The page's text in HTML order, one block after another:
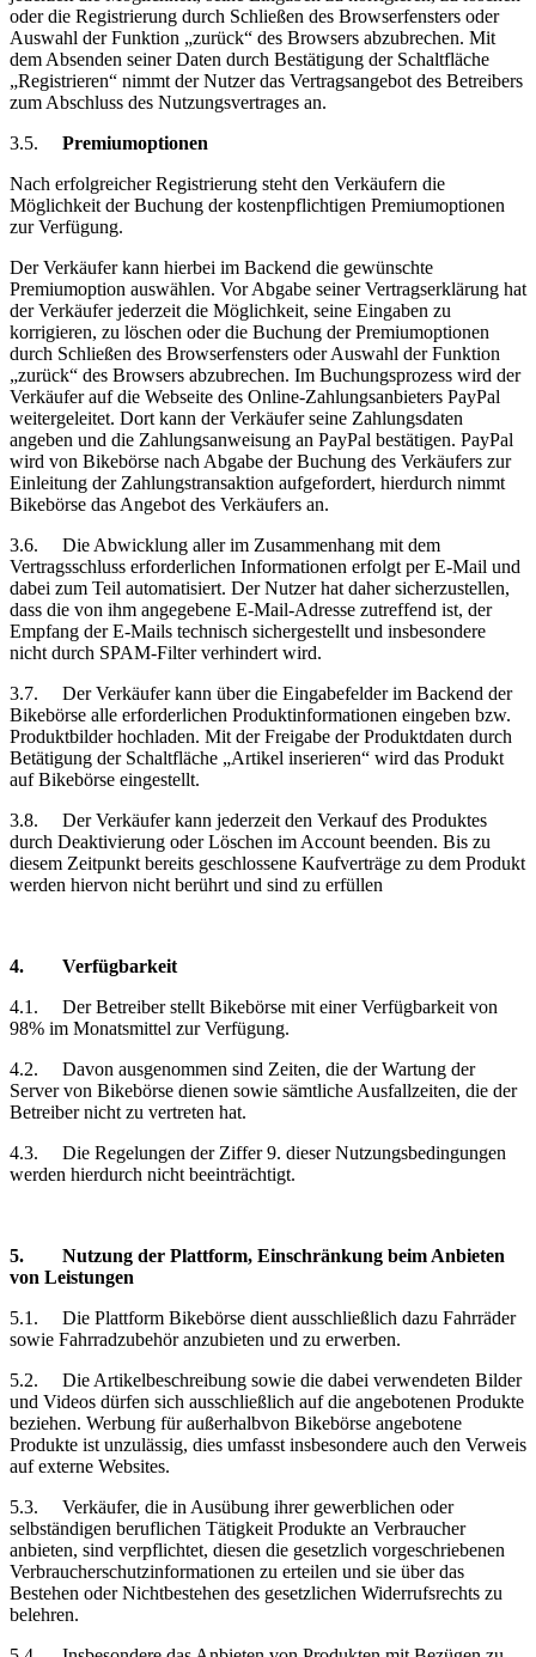
oder die Registrierung durch Schließen des Browserfensters oder
Auswahl der Funktion „zurück“ des Browsers abzubrechen. Mit
dem Absenden seiner Daten durch Bestätigung der Schaltfläche
„Registrieren“ nimmt der Nutzer das Vertragsangebot des Betreibers
zum Abschluss des Nutzungsvertrages an.
3.5.
Premiumoptionen
Nach erfolgreicher Registrierung steht den Verkäufern die
Möglichkeit der Buchung der kostenpflichtigen Premiumoptionen
zur Verfügung.
Der Verkäufer kann hierbei im Backend die gewünschte
Premiumoption auswählen. Vor Abgabe seiner Vertragserklärung hat
der Verkäufer jederzeit die Möglichkeit, seine Eingaben zu
korrigieren, zu löschen oder die Buchung der Premiumoptionen
durch Schließen des Browserfensters oder Auswahl der Funktion
„zurück“ des Browsers abzubrechen. Im Buchungsprozess wird der
Verkäufer auf die Webseite des Online-Zahlungsanbieters PayPal
weitergeleitet. Dort kann der Verkäufer seine Zahlungsdaten
angeben und die Zahlungsanweisung an PayPal bestätigen. PayPal
wird von Bikebörse nach Abgabe der Buchung des Verkäufers zur
Einleitung der Zahlungstransaktion aufgefordert, hierdurch nimmt
Bikebörse das Angebot des Verkäufers an.
3.6.
Die Abwicklung aller im Zusammenhang mit dem
Vertragsschluss erforderlichen Informationen erfolgt per E-Mail und
dabei zum Teil automatisiert. Der Nutzer hat daher sicherzustellen,
dass die von ihm angegebene E-Mail-Adresse zutreffend ist, der
Empfang der E-Mails technisch sichergestellt und insbesondere
nicht durch SPAM-Filter verhindert wird.
3.7.
Der Verkäufer kann über die Eingabefelder im Backend der
Bikebörse alle erforderlichen Produktinformationen eingeben bzw.
Produktbilder hochladen. Mit der Freigabe der Produktdaten durch
Betätigung der Schaltfläche „Artikel inserieren“ wird das Produkt
auf Bikebörse eingestellt.
3.8.
Der Verkäufer kann jederzeit den Verkauf des Produktes
durch Deaktivierung oder Löschen im Account beenden. Bis zu
diesem Zeitpunkt bereits geschlossene Kaufverträge zu dem Produkt
werden hiervon nicht berührt und sind zu erfüllen
4.
Verfügbarkeit
4.1.
Der Betreiber stellt Bikebörse mit einer Verfügbarkeit von
98% im Monatsmittel zur Verfügung.
4.2.
Davon ausgenommen sind Zeiten, die der Wartung der
Server von Bikebörse dienen sowie sämtliche Ausfallzeiten, die der
Betreiber nicht zu vertreten hat.
4.3.
Die Regelungen der Ziffer 9. dieser Nutzungsbedingungen
werden hierdurch nicht beeinträchtigt.
5. Nutzung der Plattform, Einschränkung beim Anbieten
von Leistungen
5.1.
Die Plattform Bikebörse dient ausschließlich dazu Fahrräder
sowie Fahrradzubehör anzubieten und zu erwerben.
5.2.
Die Artikelbeschreibung sowie die dabei verwendeten Bilder
und Videos dürfen sich ausschließlich auf die angebotenen Produkte
beziehen. Werbung für außerhalbvon Bikebörse angebotene
Produkte ist unzulässig, dies umfasst insbesondere auch den Verweis
auf externe Websites.
5.3.
Verkäufer, die in Ausübung ihrer gewerblichen oder
selbständigen beruflichen Tätigkeit Produkte an Verbraucher
anbieten, sind verpflichtet, diesen die gesetzlich vorgeschriebenen
Verbraucherschutzinformationen zu erteilen und sie über das
Bestehen oder Nichtbestehen des gesetzlichen Widerrufsrechts zu
belehren.